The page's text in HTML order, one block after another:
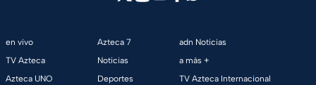
en vivo
TV Azteca
Azteca UNO
Azteca 7
Noticias
Deportes
adn Noticias
a más +
TV Azteca Internacional